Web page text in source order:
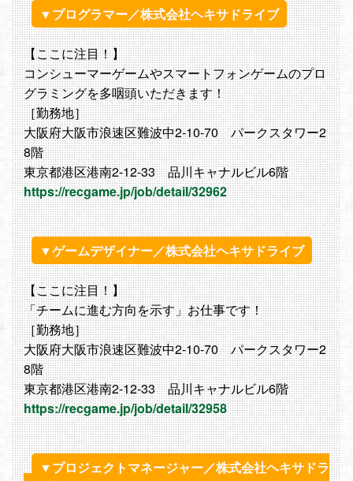
▼プログラマー／株式会社ヘキサドライブ
【ここに注目！】
コンシューマーゲームやスマートフォンゲームのプロ
グラミングを多咽頭いただきます！
［勤務地］
大阪府大阪市浪速区難波中2-10-70 パークスタワー2
8階
東京都港区港南2-12-33 品川キャナルビル6階
https://recgame.jp/job/detail/32962
▼ゲームデザイナー／株式会社ヘキサドライブ
【ここに注目！】
「チームに進む方向を示す」お仕事です！
［勤務地］
大阪府大阪市浪速区難波中2-10-70 パークスタワー2
8階
東京都港区港南2-12-33 品川キャナルビル6階
https://recgame.jp/job/detail/32958
▼プロジェクトマネージャー／株式会社ヘキサドラ